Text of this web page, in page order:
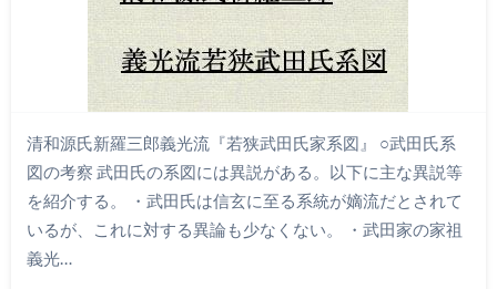
清和源氏新羅三郎義光流『若狭武田氏家系図』 ○武田氏系
図の考察 武田氏の系図には異説がある。以下に主な異説等
を紹介する。 ・武田氏は信玄に至る系統が嫡流だとされて
いるが、これに対する異論も少なくない。 ・武田家の家祖
義光…